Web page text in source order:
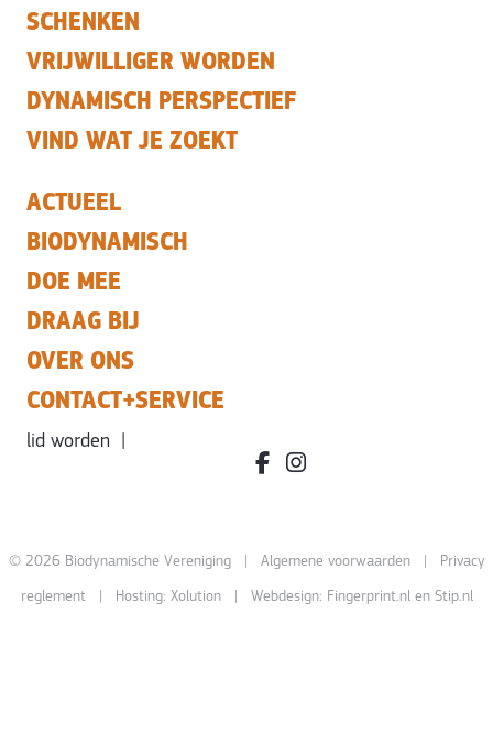
SCHENKEN
VRIJWILLIGER WORDEN
DYNAMISCH PERSPECTIEF
VIND WAT JE ZOEKT
ACTUEEL
BIODYNAMISCH
DOE MEE
DRAAG BIJ
OVER ONS
CONTACT+SERVICE
lid worden
facebook.com/bdvereniging/
instagram.com/
© 2026 Biodynamische Vereniging | Algemene voorwaarden| Privacy
reglement| Hosting: Xolution| Webdesign: Fingerprint.nlen Stip.nl